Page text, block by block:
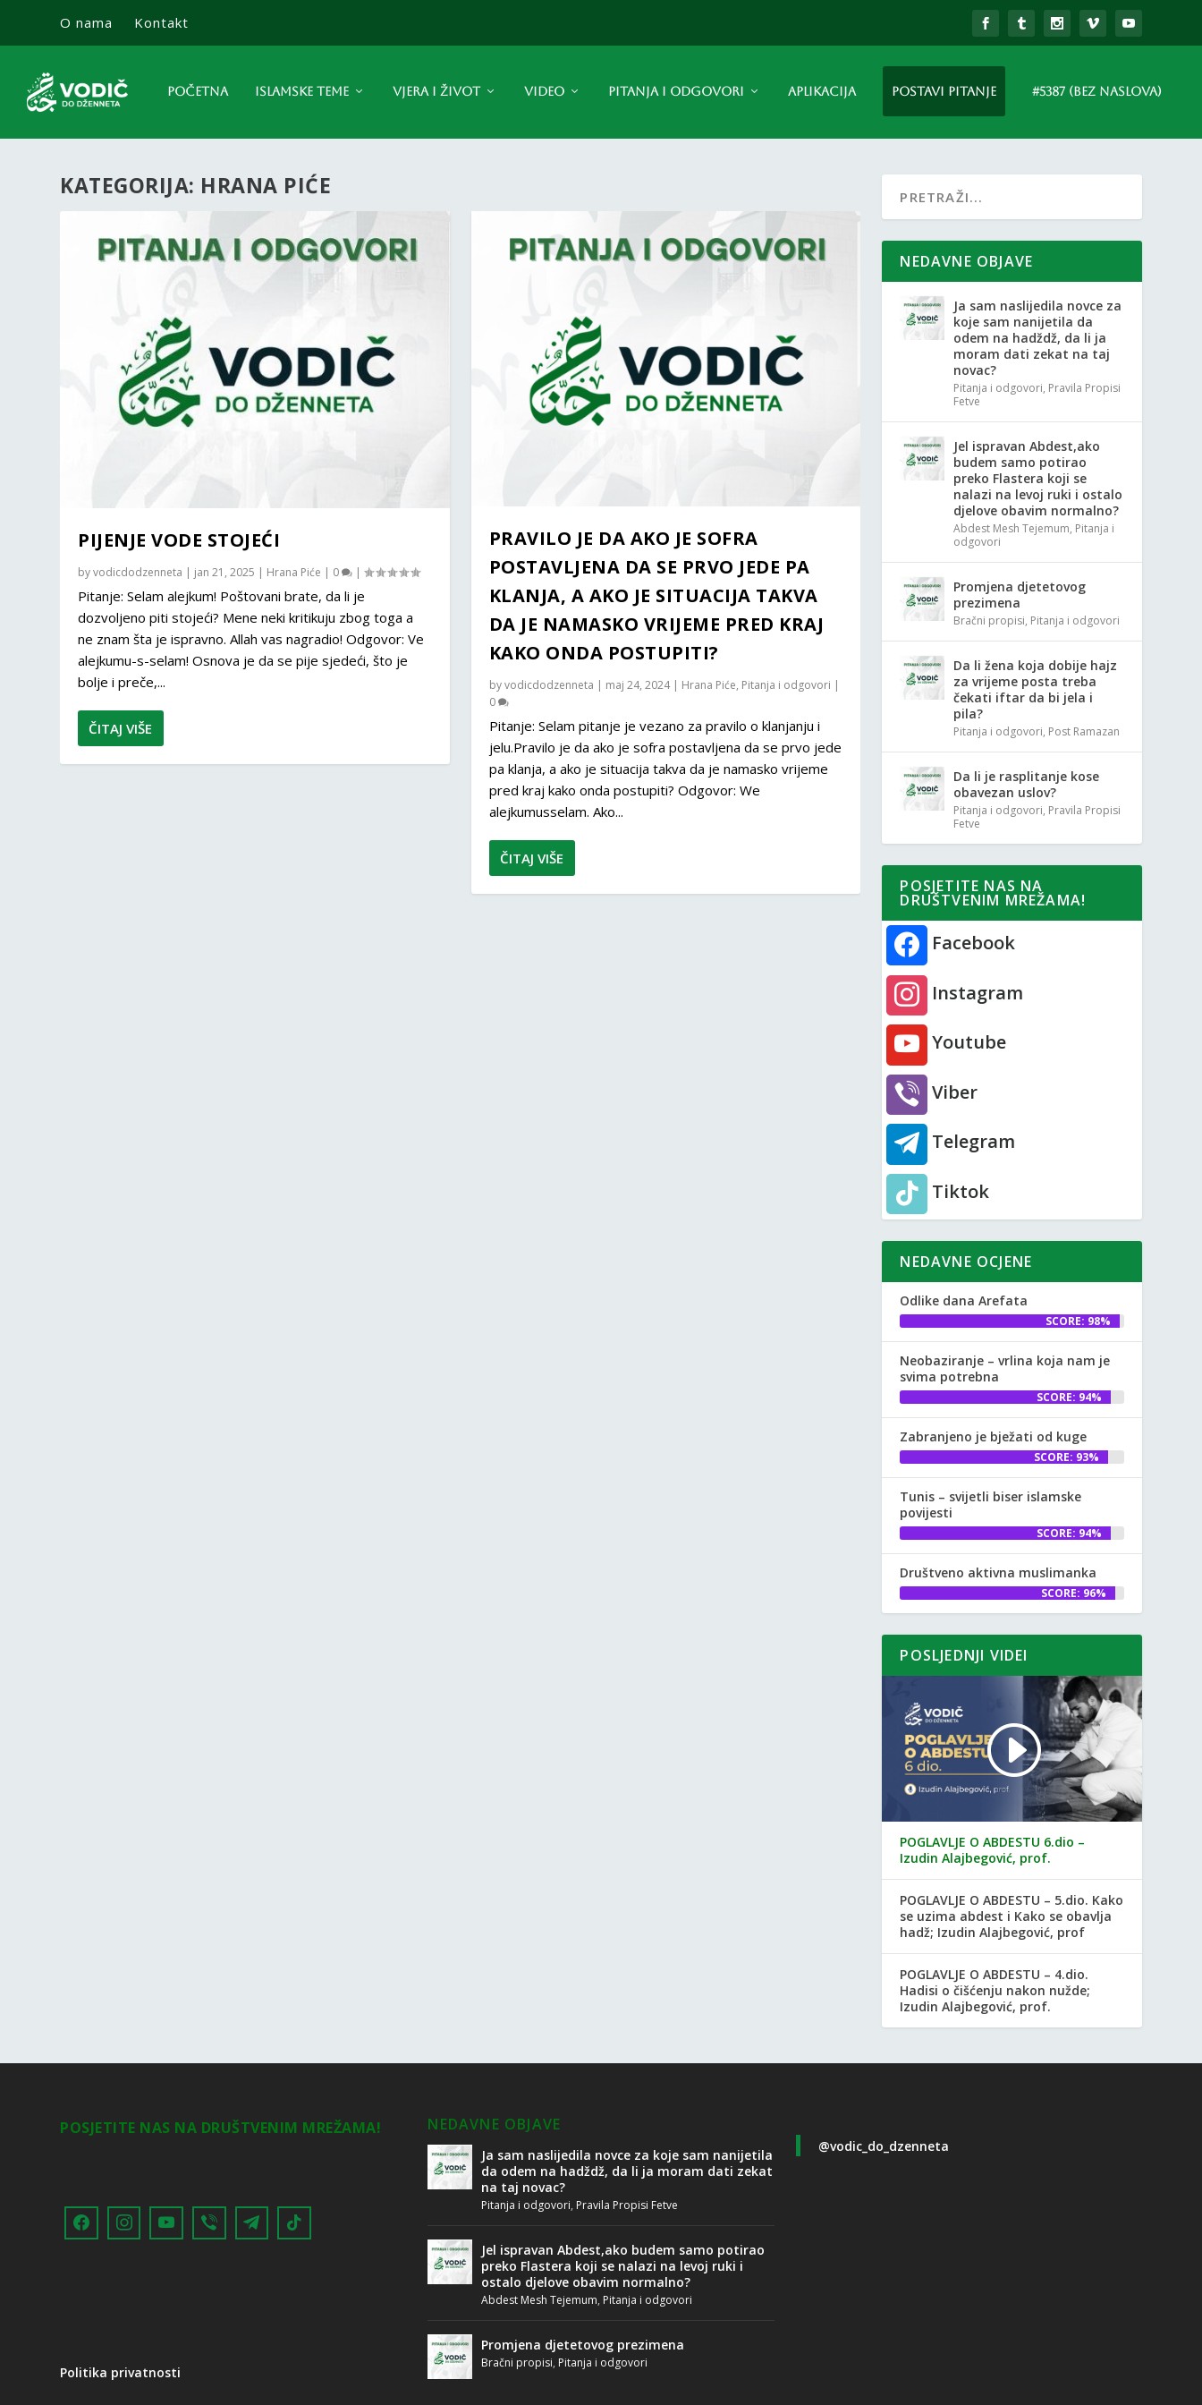
O nama Kontakt
POČETNA ISLAMSKE TEME VJERA I ŽIVOT VIDEO PITANJA I ODGOVORI APLIKACIJA POSTAVI PITANJE #5387 (BEZ NASLOVA)
KATEGORIJA: HRANA PIĆE
PIJENJE VODE STOJEĆI
byvodicdodzenneta | jan 21, 2025 | Hrana Piće | 0 |
Pitanje: Selam alejkum! Poštovani brate, da li je
dozvoljeno piti stojeći? Mene neki kritikuju zbog toga a
ne znam šta je ispravno. Allah vas nagradio! Odgovor: Ve
alejkumu-s-selam! Osnova je da se pije sjedeći, što je
bolje i preče,...
ČITAJ VIŠE
PRAVILO JE DA AKO JE SOFRA
POSTAVLJENA DA SE PRVO JEDE PA
KLANJA, A AKO JE SITUACIJA TAKVA
DA JE NAMASKO VRIJEME PRED KRAJ
KAKO ONDA POSTUPITI?
byvodicdodzenneta | maj 24, 2024| Hrana Piće, Pitanja i odgovori |
0
Pitanje: Selam pitanje je vezano za pravilo o klanjanju i
jelu.Pravilo je da ako je sofra postavljena da se prvo jede
pa klanja, a ako je situacija takva da je namasko vrijeme
pred kraj kako onda postupiti? Odgovor: We
alejkumusselam. Ako...
ČITAJ VIŠE
NEDAVNE OBJAVE
Ja sam naslijedila novce za
koje sam nanijetila da
odem na hadždž, da li ja
moram dati zekat na taj
novac?
Pitanja i odgovori, Pravila Propisi
Fetve
Jel ispravan Abdest,ako
budem samo potirao
preko Flastera koji se
nalazi na levoj ruki i ostalo
djelove obavim normalno?
Abdest Mesh Tejemum, Pitanja i
odgovori
Promjena djetetovog
prezimena
Bračni propisi, Pitanja i odgovori
Da li žena koja dobije hajz
za vrijeme posta treba
čekati iftar da bi jela i
pila?
Pitanja i odgovori, Post Ramazan
Da li je rasplitanje kose
obavezan uslov?
Pitanja i odgovori, Pravila Propisi
Fetve
POSJETITE NAS NA
DRUŠTVENIM MREŽAMA!
Facebook
Instagram
Youtube
Viber
Telegram
Tiktok
NEDAVNE OCJENE
Odlike dana Arefata
SCORE: 98%
Neobaziranje – vrlina koja nam je
svima potrebna
SCORE: 94%
Zabranjeno je bježati od kuge
SCORE: 93%
Tunis – svijetli biser islamske
povijesti
SCORE: 94%
Društveno aktivna muslimanka
SCORE: 96%
POSLJEDNJI VIDEI
POGLAVLJE O ABDESTU 6.dio –
Izudin Alajbegović, prof.
POGLAVLJE O ABDESTU – 5.dio. Kako
se uzima abdest i Kako se obavlja
hadž; Izudin Alajbegović, prof
POGLAVLJE O ABDESTU – 4.dio.
Hadisi o čišćenju nakon nužde;
Izudin Alajbegović, prof.
POSJETITE NAS NA DRUŠTVENIM MREŽAMA!
Politika privatnosti
NEDAVNE OBJAVE
Ja sam naslijedila novce za koje sam nanijetila
da odem na hadždž, da li ja moram dati zekat
na taj novac?
Pitanja i odgovori, Pravila Propisi Fetve
Jel ispravan Abdest,ako budem samo potirao
preko Flastera koji se nalazi na levoj ruki i
ostalo djelove obavim normalno?
Abdest Mesh Tejemum, Pitanja i odgovori
Promjena djetetovog prezimena
Bračni propisi, Pitanja i odgovori
@vodic_do_dzenneta